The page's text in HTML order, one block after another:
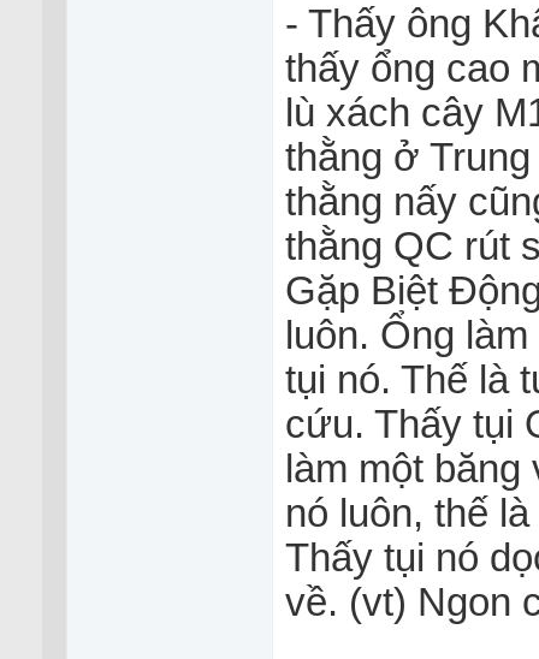
- Thấy ông
thấy ổng cao
lù xách cây
thằng ở
thằng nấy
thằng QC rút
Gặp Biệt
luôn. Ổng
tụi nó. Thế là
cứu. Thấy tụi
làm một
nó luôn, thế
Thấy tụi nó
về. (vt) Ngon